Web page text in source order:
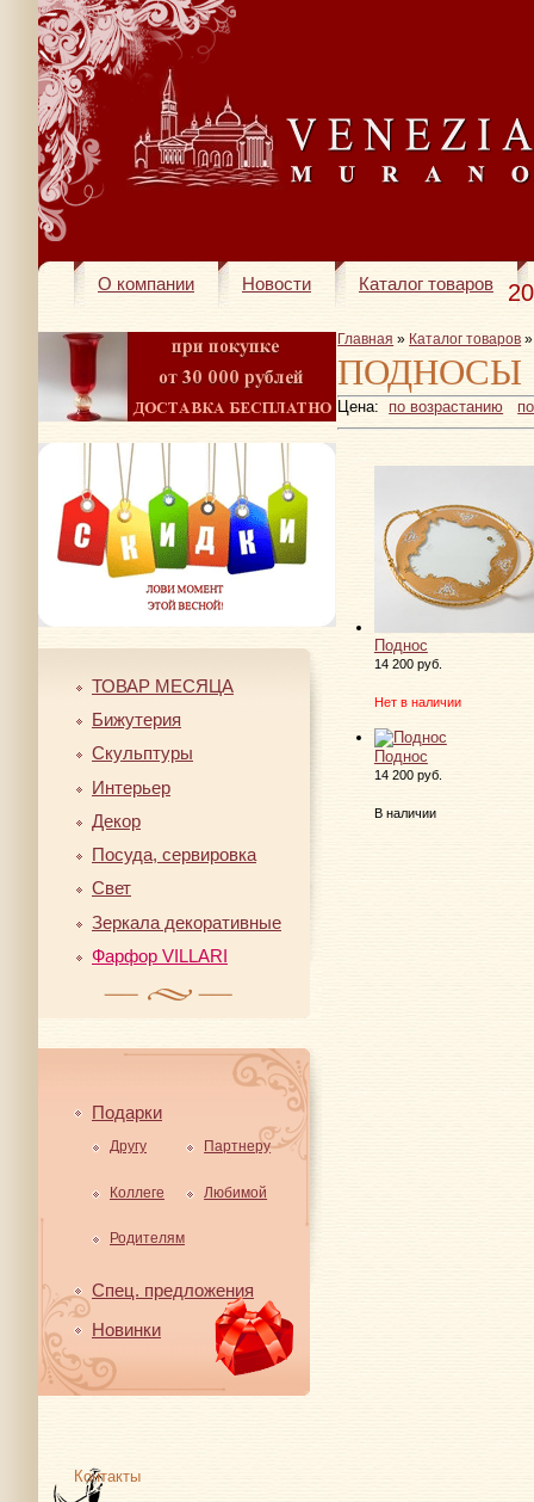
О компании Новости Каталог товаров
ТОВАР МЕСЯЦА
Бижутерия
Скульптуры
Интерьер
Декор
Посуда, сервировка
Свет
Зеркала декоративные
Фарфор VILLARI
Подарки
Другу Партнеру
Коллеге Любимой
Родителям
Спец. предложения
Новинки
Контакты
Главная » Каталог товаров
ПОДНОСЫ
Цена: по возрастанию
Поднос
14 200 руб.
Нет в наличии
Поднос
14 200 руб.
В наличии